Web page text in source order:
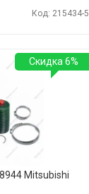
Код: 215434-5
Mitsubishi
Скидка 6%